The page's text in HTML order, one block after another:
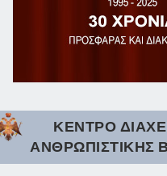
ΚΕΝΤΡΟ
ΑΝΘΡΩΠΙΣΤΙΚΗΣ